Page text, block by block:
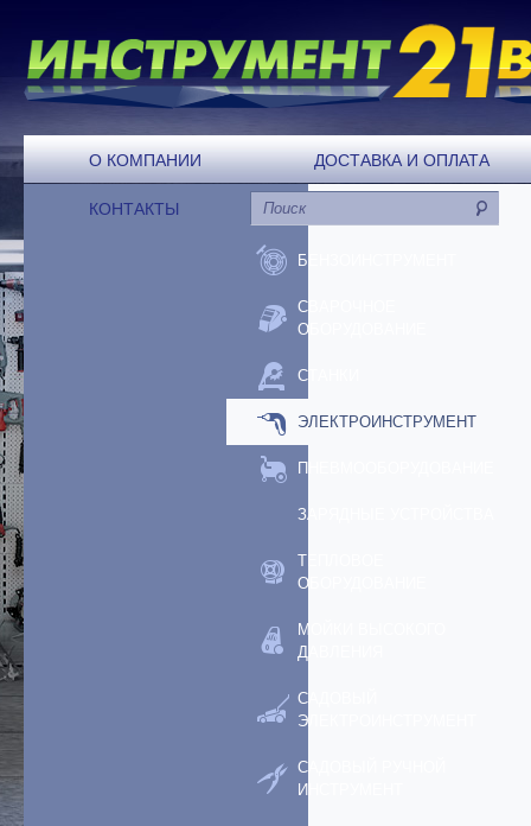
О КОМПАНИИ ДОСТАВКА И ОПЛАТА
КОНТАКТЫ
БЕНЗОИНСТРУМЕНТ
СВАРОЧНОЕ
ОБОРУДОВАНИЕ
СТАНКИ
ЭЛЕКТРОИНСТРУМЕНТ
ПНЕВМООБОРУДОВАНИЕ
ЗАРЯДНЫЕ УСТРОЙСТВА
ТЕПЛОВОЕ
ОБОРУДОВАНИЕ
МОЙКИ ВЫСОКОГО
ДАВЛЕНИЯ
САДОВЫЙ
ЭЛЕКТРОИНСТРУМЕНТ
САДОВЫЙ РУЧНОЙ
ИНСТРУМЕНТ